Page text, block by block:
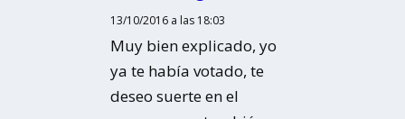
13/10/2016 a las 18:03
Muy bien explicado, yo
ya te había votado, te
deseo suerte en el